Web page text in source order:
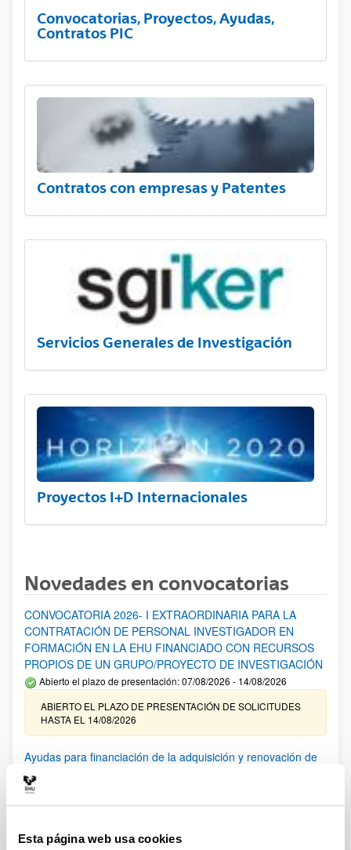
Esta página web usa cookies
Convocatorias, Proyectos, Ayudas,
Contratos PIC
Contratos con empresas y Patentes
Servicios Generales de Investigación
Proyectos I+D Internacionales
Novedades en convocatorias
CONVOCATORIA 2026- I EXTRAORDINARIA PARA LA
CONTRATACIÓN DE PERSONAL INVESTIGADOR EN
FORMACIÓN EN LA EHU FINANCIADO CON RECURSOS
PROPIOS DE UN GRUPO/PROYECTO DE INVESTIGACIÓN
Abierto el plazo de presentación: 07/08/2026 - 14/08/2026
ABIERTO EL PLAZO DE PRESENTACIÓN DE SOLICITUDES
HASTA EL 14/08/2026
Ayudas para financiación de la adquisición y renovación de
infraestructura científica y fondos bibliográficos en la
UPV/EHU 2026
Trámite abierto
25/03/2026: Corrección de errores del listado provisional de
solicitudes admitidas y excluidas. 23/03/2026: Relación